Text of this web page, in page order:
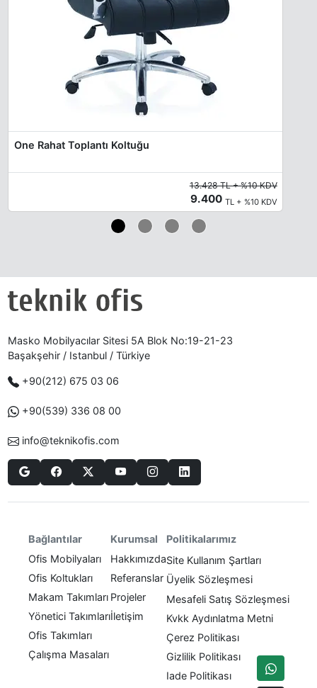
One Rahat Toplantı Koltuğu
13.428 TL + %10 KDV
9.400 TL + %10 KDV
Masko Mobilyacılar Sitesi 5A Blok No:19-21-23
Başakşehir / Istanbul / Türkiye
+90(212) 675 03 06
+90(539) 336 08 00
info@teknikofis.com
Bağlantılar
Ofis Mobilyaları
Ofis Koltukları
Makam Takımları
Yönetici Takımları
Ofis Takımları
Çalışma Masaları
Kurumsal
Hakkımızda
Referanslar
Projeler
İletişim
Politikalarımız
Site Kullanım Şartları
Üyelik Sözleşmesi
Mesafeli Satış Sözleşmesi
Kvkk Aydınlatma Metni
Çerez Politikası
Gizlilik Politikası
Iade Politikası